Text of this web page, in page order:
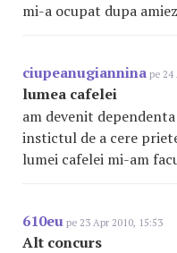
mi-a ocupat dupa
ciupeanugiannina pe 24
lumea cafelei
am devenit
instictul de a cere
lumei cafelei mi-am
610eu pe 23 Apr 2010, 15:53
Alt concurs